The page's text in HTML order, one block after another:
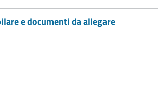
e documenti da allegare